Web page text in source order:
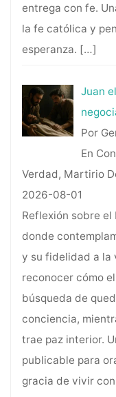
entrega con fe.
la fe católica y
esperanza. […]
Juan
Por
En
Verdad, Martirio
2026-08-01
Reflexión sobre el
donde
y su fidelidad a la
reconocer cómo
búsqueda de
conciencia,
trae paz interior.
publicable para
gracia de vivir